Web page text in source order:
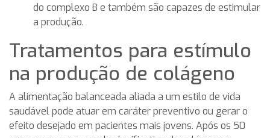
do complexo B e também são capazes de estimular
a produção.
Tratamentos para estímulo
na produção de colágeno
A alimentação balanceada aliada a um estilo de vida
saudável pode atuar em caráter preventivo ou gerar o
efeito desejado em pacientes mais jovens. Após os 50